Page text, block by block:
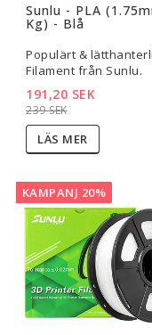
Sunlu - PLA
Kg) - Blå
Populärt &
Filament från Sunlu.
239 SEK
191,20 SEK
LÄS MER
KAMPANJ 20%